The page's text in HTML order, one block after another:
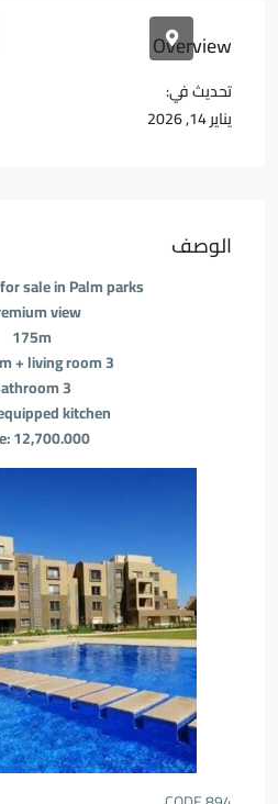
Overview
تحديث في:
يناير 14, 2026
الوصف
sale in Palm parks
view
175m
3 bedroom + living room
3 bathroom
kitchen.
12,700.000